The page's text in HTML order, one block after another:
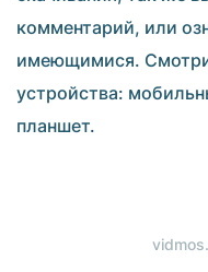
комментарий, или
имеющимися.
устройства:
планшет.